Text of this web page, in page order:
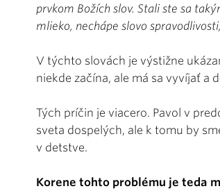
prvkom Božích slov. Stali ste sa
mlieko, nechápe slovo
V týchto slovách je výstižne
niekde začína, ale má sa vyvíjať a
Tých príčin je viacero. Pavol v
sveta dospelých, ale k tomu by
v detstve.
Korene tohto problému je teda